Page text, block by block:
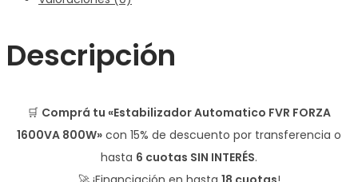
Descripción
🛒 Comprá tu «Estabilizador Automatico FVR FORZA
1600VA 800W» con 15% de descuento por transferencia o
hasta 6 cuotas SIN INTERÉS.